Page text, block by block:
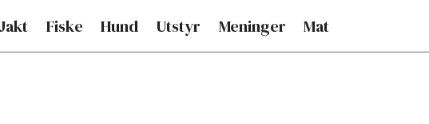
Jakt Fiske Hund Utstyr Meninger Mat